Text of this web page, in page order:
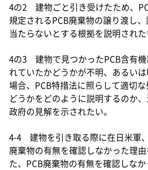
4の2 建物ごと引き受けたため、
規定されるPCB廃棄物の譲り渡し
当たらないとする根拠を説明された
4の3 建物で見つかったPCB含有機
れていたかどうかが不明、あるい
場合、PCB特措法に照らして適切
どうかをどのように説明するのか
政府の見解を示されたい。
4-4 建物を引き取る際に在日米軍
廃棄物の有無を確認しなかった理
た、PCB廃棄物の有無を確認しな